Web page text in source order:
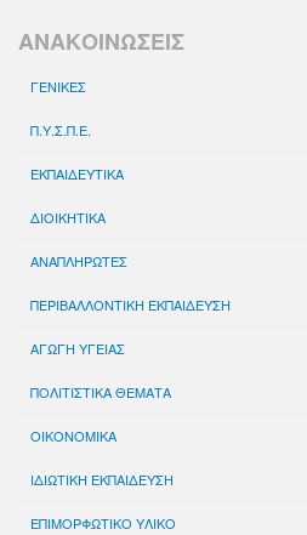
ΑΝΑΚΟΙΝΩΣΕΙΣ
ΓΕΝΙΚΕΣ
Π.Υ.Σ.Π.Ε.
ΕΚΠΑΙΔΕΥΤΙΚΑ
ΔΙΟΙΚΗΤΙΚΑ
ΑΝΑΠΛΗΡΩΤΕΣ
ΠΕΡΙΒΑΛΛΟΝΤΙΚΗ ΕΚΠΑΙΔΕΥΣΗ
ΑΓΩΓΗ ΥΓΕΙΑΣ
ΠΟΛΙΤΙΣΤΙΚΑ ΘΕΜΑΤΑ
ΟΙΚΟΝΟΜΙΚΑ
ΙΔΙΩΤΙΚΗ ΕΚΠΑΙΔΕΥΣΗ
ΕΠΙΜΟΡΦΩΤΙΚΟ ΥΛΙΚΟ